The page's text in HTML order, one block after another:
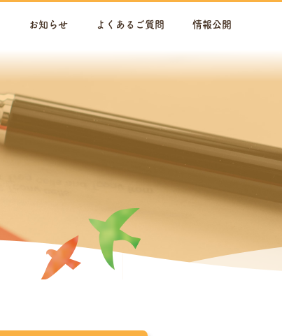
お知らせ よくあるご質問 情報公開